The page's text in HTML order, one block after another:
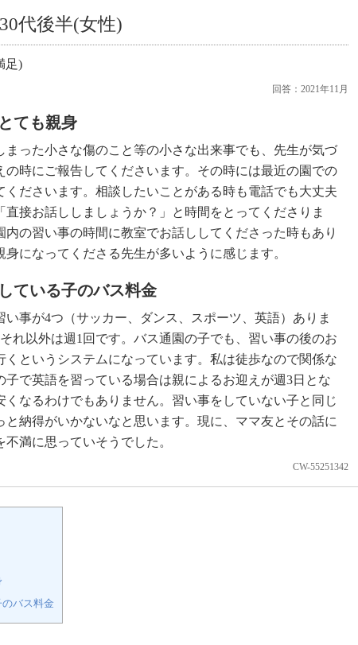
代後半(女性)
足)
回答：2021年11月
ても親身
まった小さな傷のこと等の小さな出来事でも、先生が気づ
の時にご報告してくださいます。その時には最近の園での
くださいます。相談したいことがある時も電話でも大丈夫
直接お話ししましょうか？」と時間をとってくださりま
内の習い事の時間に教室でお話ししてくださった時もあり
身になってくださる先生が多いように感じます。
ている子のバス料金
事が4つ（サッカー、ダンス、スポーツ、英語）ありま
れ以外は週1回です。バス通園の子でも、習い事の後のお
くというシステムになっています。私は徒歩なので関係な
子で英語を習っている場合は親によるお迎えが週3日とな
くなるわけでもありません。習い事をしていない子と同じ
と納得がいかないなと思います。現に、ママ友とその話に
満に思っていそうでした。
CW-55251342
バス料金